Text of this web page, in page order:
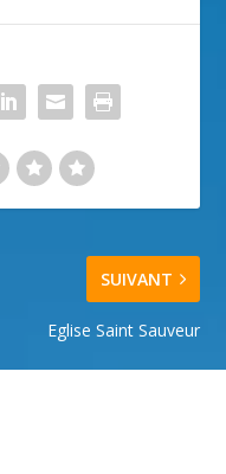
SUIVANT
Eglise Saint Sauveur